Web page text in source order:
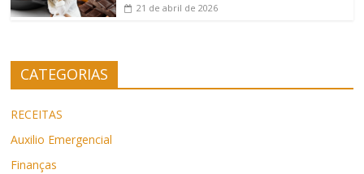
21 de abril de 2026
CATEGORIAS
RECEITAS
Auxilio Emergencial
Finanças